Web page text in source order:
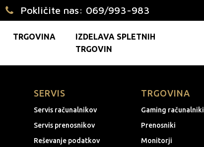
Pokličite nas: 069/993-983
TRGOVINA
IZDELAVA SPLETNIH
TRGOVIN
SERVIS
Servis računalnikov
Servis prenosnikov
Reševanje podatkov
TRGOVINA
Gaming računalniki
Prenosniki
Monitorji